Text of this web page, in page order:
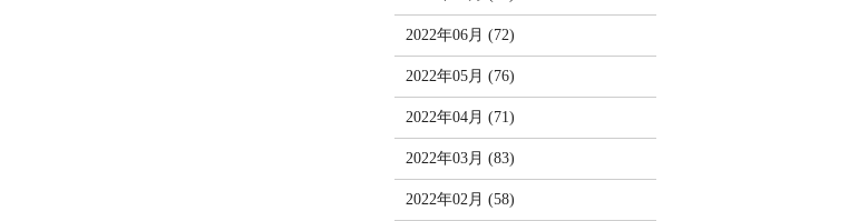
2022年06月 (72)
2022年05月 (76)
2022年04月 (71)
2022年03月 (83)
2022年02月 (58)